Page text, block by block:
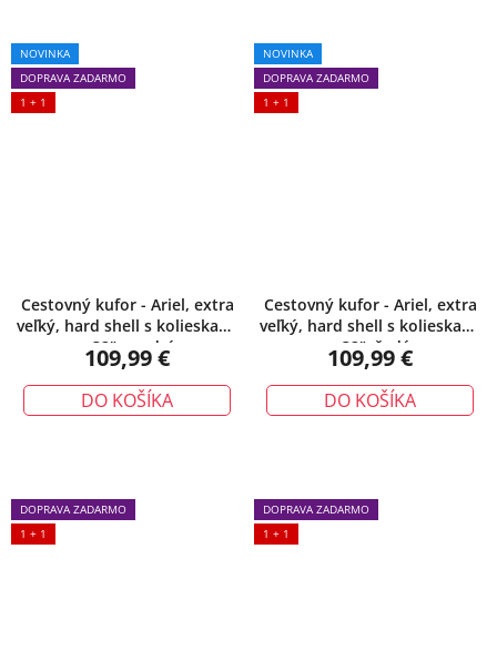
NOVINKA
DOPRAVA ZADARMO
1 + 1
Cestovný kufor - Ariel, extra
veľký, hard shell s kolieskami
– 32", modrý
109,99 €
DO KOŠÍKA
NOVINKA
DOPRAVA ZADARMO
1 + 1
Cestovný kufor - Ariel, extra
veľký, hard shell s kolieskami
– 32", šedý
109,99 €
DO KOŠÍKA
DOPRAVA ZADARMO
1 + 1
DOPRAVA ZADARMO
1 + 1